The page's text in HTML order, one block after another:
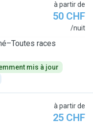
à partir de
50 CHF
/nuit
races
mis à jour
à partir de
25 CHF